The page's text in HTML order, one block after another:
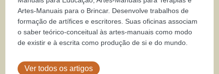
Artes-Manuais para o Brincar. Desenvolve trabalhos de
formação de artífices e escritores. Suas oficinas associam
o saber teórico-conceitual às artes-manuais como modo
de existir e à escrita como produção de si e do mundo.
Ver todos os artigos